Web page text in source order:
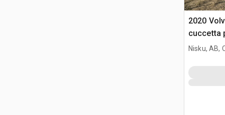
2020
cuccetta
Nisku, AB,